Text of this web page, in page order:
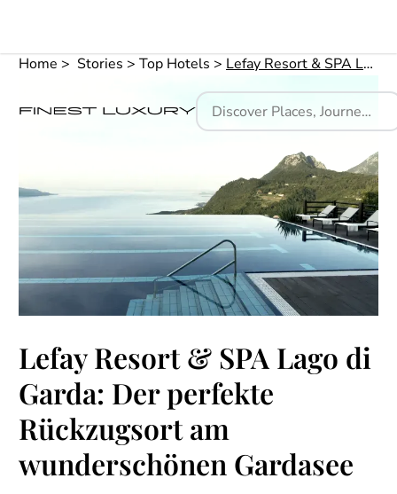
Home Stories Top Hotels Lefay Resort & SPA Lago di Garda: Der perfekte Rückzugsort am wunderschönen Gardasee
Lefay Resort & SPA Lago di
Garda: Der perfekte
Rückzugsort am
wunderschönen Gardasee